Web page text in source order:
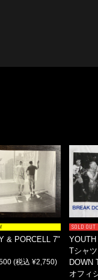
& PORCELL 7"
(税込 ¥2,750)
SOLD OUT
Tシャ
DOWN
オフィ